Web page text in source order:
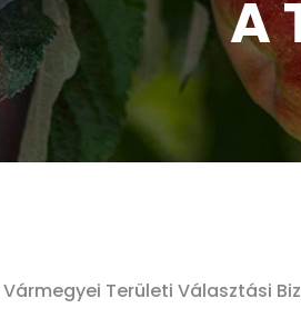
A
Területi Választási